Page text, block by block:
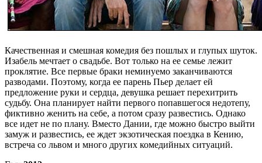
Качественная и смешная комедия без пошлых и глупых шуток.
Изабель мечтает о свадьбе. Вот только на ее семье лежит
проклятие. Все первые браки неминуемо заканчиваются
разводами. Поэтому, когда ее парень Пьер делает ей
предложение руки и сердца, девушка решает перехитрить
судьбу. Она планирует найти первого попавшегося недотепу,
фиктивно женить на себе, а потом сразу развестись. Однако
все идет не по плану. Вместо Дании, где можно быстро выйти
замуж и развестись, ее ждет экзотическая поездка в Кению,
встреча со львом и много других комедийных ситуаций.